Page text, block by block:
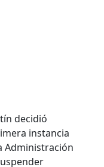
decidió
instancia
Administración